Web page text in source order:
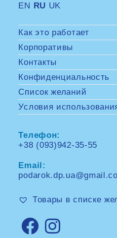
EN RU UK
Как это работает
Корпоративы
Контакты
Конфиденциальность
Список желаний
Условия
Телефон:
+38 (093)942-35-55
your
application
Email:
Товары в списке